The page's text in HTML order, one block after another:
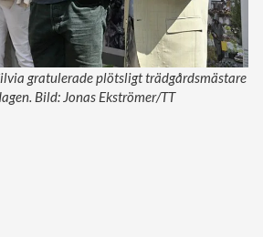
gratulerade plötsligt trädgårdsmästare
Bild: Jonas Ekströmer/TT